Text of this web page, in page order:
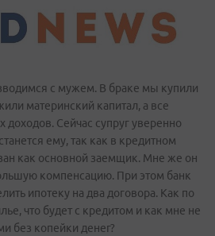
с мужем. В браке мы купили
материнский капитал, а все
доходов. Сейчас супруг уверенно
ему, так как в кредитном
как основной заемщик. Мне же он
компенсацию. При этом банк
ипотеку на два договора. Как по
что будет с кредитом и как мне не
без копейки денег?